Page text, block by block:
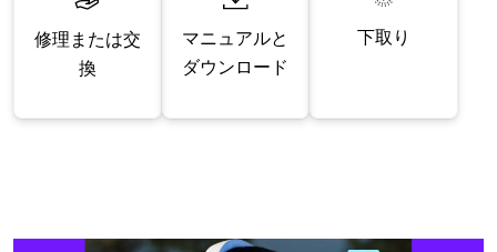
修理または交
換
マニュアルと
ダウンロード
下取り